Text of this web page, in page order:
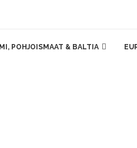
POHJOISMAAT & BALTIA